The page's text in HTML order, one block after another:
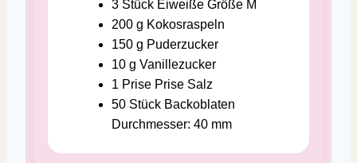
3 Stück Eiweiße Größe M
200 g Kokosraspeln
150 g Puderzucker
10 g Vanillezucker
1 Prise Prise Salz
50 Stück Backoblaten
Durchmesser: 40 mm